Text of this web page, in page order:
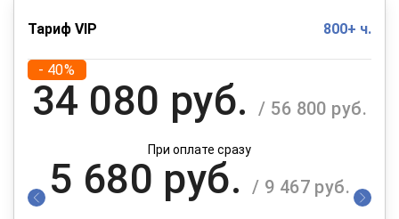
Тариф VIP 800+ ч.
- 40%
34 080 руб. / 56 800 руб.
При оплате сразу
5 680 руб. / 9 467 руб.